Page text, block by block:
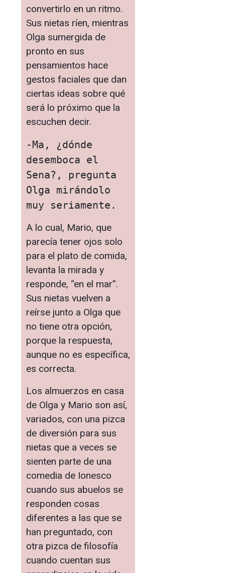
convertirlo en un ritmo.
Sus nietas ríen, mientras
Olga sumergida de
pronto en sus
pensamientos hace
gestos faciales que dan
ciertas ideas sobre qué
será lo próximo que la
escuchen decir.
-Ma, ¿dónde
desemboca el
Sena?, pregunta
Olga mirándolo
muy seriamente.
A lo cual, Mario, que
parecía tener ojos solo
para el plato de comida,
levanta la mirada y
responde, “en el mar”.
Sus nietas vuelven a
reírse junto a Olga que
no tiene otra opción,
porque la respuesta,
aunque no es específica,
es correcta.
Los almuerzos en casa
de Olga y Mario son así,
variados, con una pizca
de diversión para sus
nietas que a veces se
sienten parte de una
comedia de Ionesco
cuando sus abuelos se
responden cosas
diferentes a las que se
han preguntado, con
otra pizca de filosofía
cuando cuentan sus